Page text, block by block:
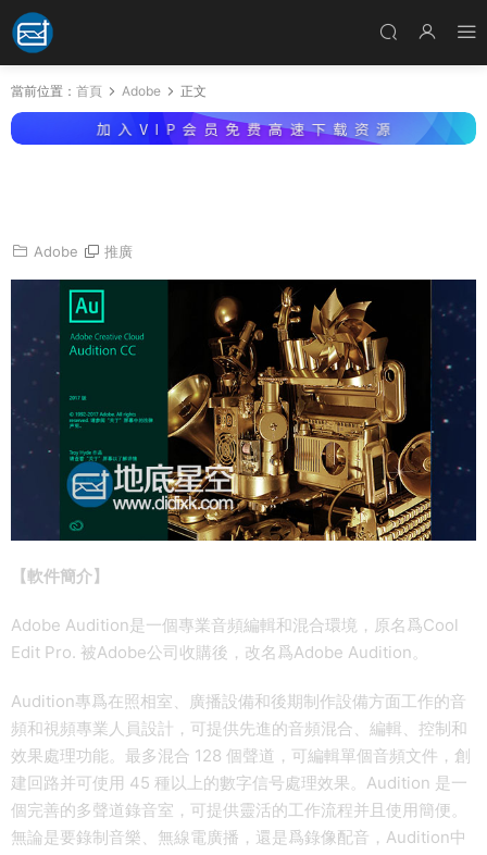
當前位置： 首頁 Adobe 正文
Adobe 推廣
【軟件簡介】
Adobe Audition是一個專業音頻編輯和混合環境，原名爲Cool
Edit Pro. 被Adobe公司收購後，改名爲Adobe Audition。
Audition專爲在照相室、廣播設備和後期制作設備方面工作的音
頻和視頻專業人員設計，可提供先進的音頻混合、編輯、控制和
效果處理功能。最多混合 128 個聲道，可編輯單個音頻文件，創
建回路并可使用 45 種以上的數字信号處理效果。Audition 是一
個完善的多聲道錄音室，可提供靈活的工作流程并且使用簡便。
無論是要錄制音樂、無線電廣播，還是爲錄像配音，Audition中